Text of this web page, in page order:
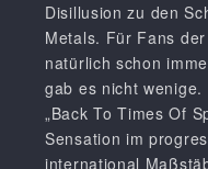
Disillusion zu den
Metals. Für Fans
natürlich schon
gab es nicht
„Back To Times Of
Sensation im
international